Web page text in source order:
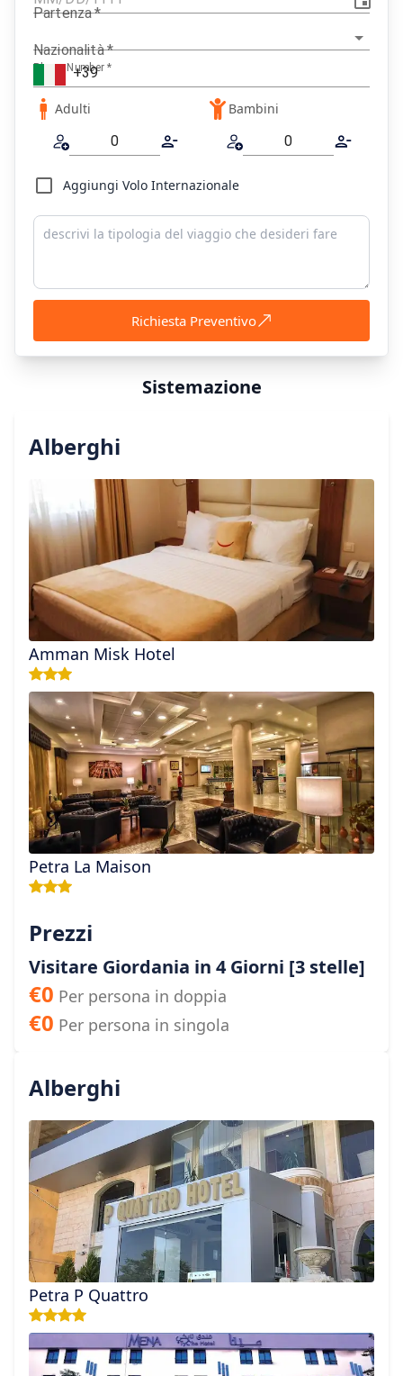
Partenza*
Nazionalità*
Phone Number *
Adulti Bambini
Aggiungi Volo Internazionale
Richiesta Preventivo
Sistemazione
Alberghi
Amman Misk Hotel
Petra La Maison
Prezzi
Visitare Giordania in 4 Giorni [3 stelle]
€0 Per persona in doppia
€0 Per persona in singola
Alberghi
Petra P Quattro